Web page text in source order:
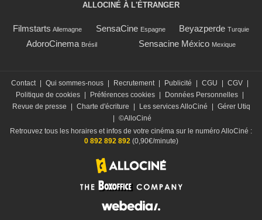
ALLOCINÉ À L'ÉTRANGER
Filmstarts Allemagne SensaCine Espagne Beyazperde Turquie
AdoroCinema Brésil Sensacine México Mexique
Contact Qui sommes-nous Recrutement Publicité CGU CGV
Politique de cookies
Préférences cookies Données Personnelles
Revue de presse
Charte d'écriture Les services AlloCiné
Gérer Utiq
©AlloCiné
Retrouvez tous les horaires et infos de votre cinéma sur le numéro AlloCiné :
0 892 892 892(0,90€/minute)